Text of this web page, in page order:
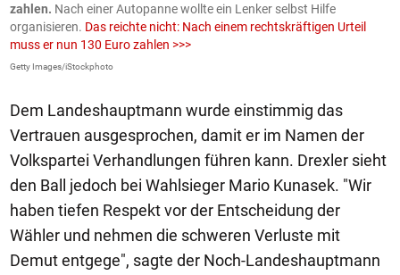
zahlen. Nach einer Autopanne wollte ein Lenker selbst Hilfe
organisieren. Das reichte nicht: Nach einem rechtskräftigen Urteil
muss er nun 130 Euro zahlen >>>
Getty Images/iStockphoto
Dem Landeshauptmann wurde einstimmig das
Vertrauen ausgesprochen, damit er im Namen der
Volkspartei Verhandlungen führen kann. Drexler sieht
den Ball jedoch bei Wahlsieger Mario Kunasek. "Wir
haben tiefen Respekt vor der Entscheidung der
Wähler und nehmen die schweren Verluste mit
Demut entgege", sagte der Noch-Landeshauptmann